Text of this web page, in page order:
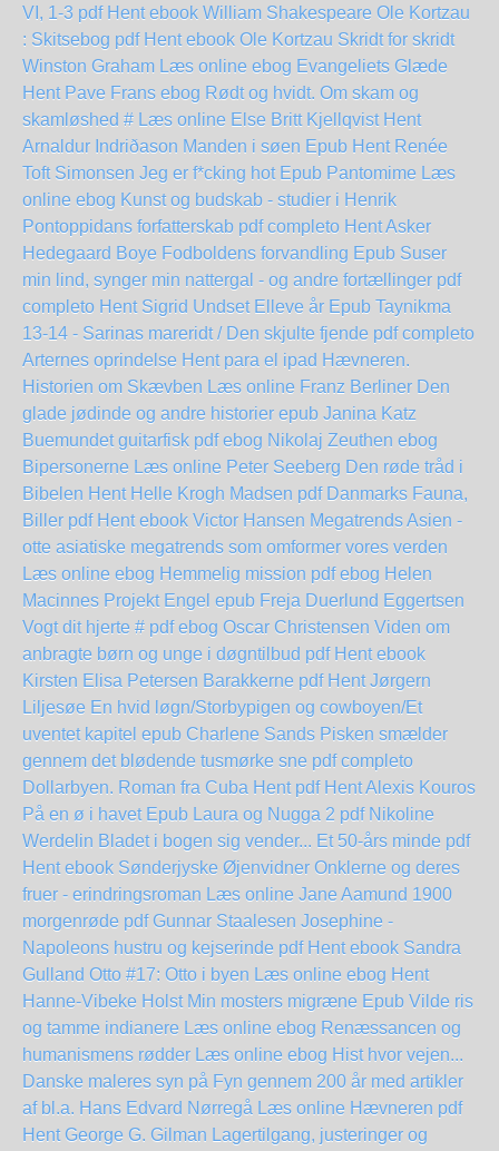
VI, 1-3 pdf Hent ebook William Shakespeare Ole Kortzau
: Skitsebog pdf Hent ebook Ole Kortzau Skridt for skridt
Winston Graham Læs online ebog Evangeliets Glæde
Hent Pave Frans ebog Rødt og hvidt. Om skam og
skamløshed # Læs online Else Britt Kjellqvist Hent
Arnaldur Indriðason Manden i søen Epub Hent Renée
Toft Simonsen Jeg er f*cking hot Epub Pantomime Læs
online ebog Kunst og budskab - studier i Henrik
Pontoppidans forfatterskab pdf completo Hent Asker
Hedegaard Boye Fodboldens forvandling Epub Suser
min lind, synger min nattergal - og andre fortællinger pdf
completo Hent Sigrid Undset Elleve år Epub Taynikma
13-14 - Sarinas mareridt / Den skjulte fjende pdf completo
Arternes oprindelse Hent para el ipad Hævneren.
Historien om Skævben Læs online Franz Berliner Den
glade jødinde og andre historier epub Janina Katz
Buemundet guitarfisk pdf ebog Nikolaj Zeuthen ebog
Bipersonerne Læs online Peter Seeberg Den røde tråd i
Bibelen Hent Helle Krogh Madsen pdf Danmarks Fauna,
Biller pdf Hent ebook Victor Hansen Megatrends Asien -
otte asiatiske megatrends som omformer vores verden
Læs online ebog Hemmelig mission pdf ebog Helen
Macinnes Projekt Engel epub Freja Duerlund Eggertsen
Vogt dit hjerte # pdf ebog Oscar Christensen Viden om
anbragte børn og unge i døgntilbud pdf Hent ebook
Kirsten Elisa Petersen Barakkerne pdf Hent Jørgern
Liljesøe En hvid løgn/Storbypigen og cowboyen/Et
uventet kapitel epub Charlene Sands Pisken smælder
gennem det blødende tusmørke sne pdf completo
Dollarbyen. Roman fra Cuba Hent pdf Hent Alexis Kouros
På en ø i havet Epub Laura og Nugga 2 pdf Nikoline
Werdelin Bladet i bogen sig vender... Et 50-års minde pdf
Hent ebook Sønderjyske Øjenvidner Onklerne og deres
fruer - erindringsroman Læs online Jane Aamund 1900
morgenrøde pdf Gunnar Staalesen Josephine -
Napoleons hustru og kejserinde pdf Hent ebook Sandra
Gulland Otto #17: Otto i byen Læs online ebog Hent
Hanne-Vibeke Holst Min mosters migræne Epub Vilde ris
og tamme indianere Læs online ebog Renæssancen og
humanismens rødder Læs online ebog Hist hvor vejen...
Danske maleres syn på Fyn gennem 200 år med artikler
af bl.a. Hans Edvard Nørregå Læs online Hævneren pdf
Hent George G. Gilman Lagertilgang, justeringer og